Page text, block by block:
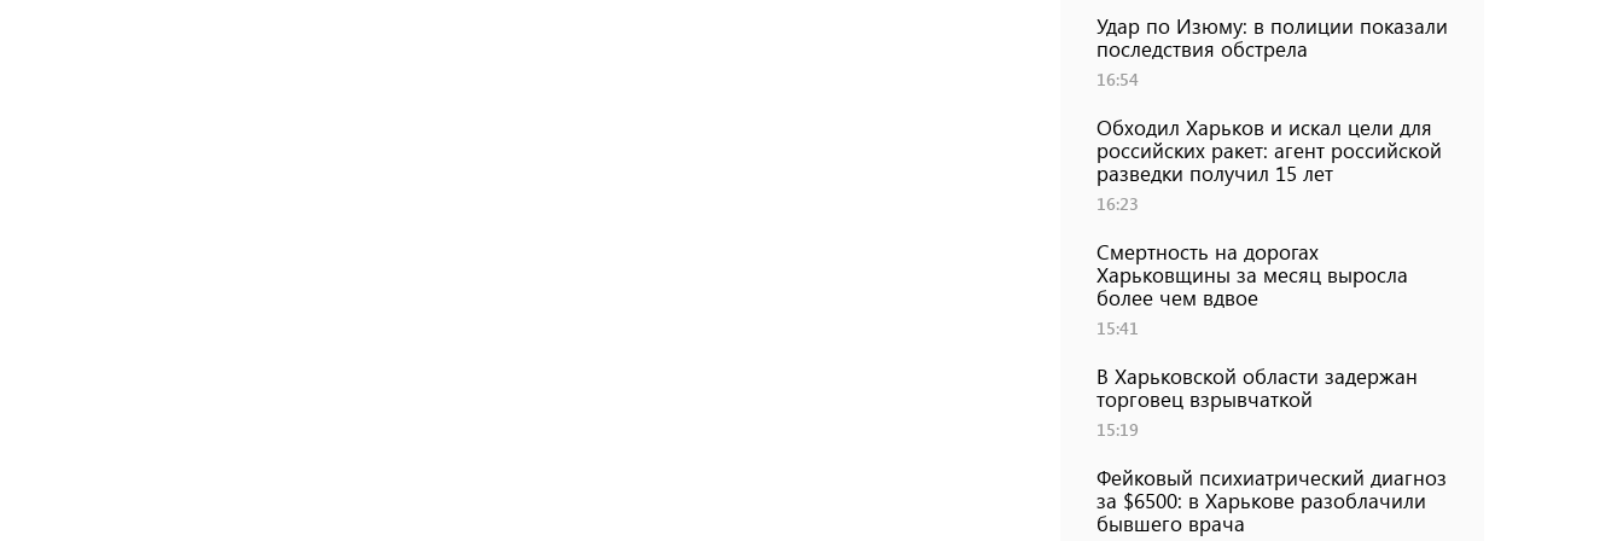
Удар по Изюму: в полиции показали
последствия обстрела
16:54
Обходил Харьков и искал цели для
российских ракет: агент российской
разведки получил 15 лет
16:23
Смертность на дорогах
Харьковщины за месяц выросла
более чем вдвое
15:41
В Харьковской области задержан
торговец взрывчаткой
15:19
Фейковый психиатрический диагноз
за $6500: в Харькове разоблачили
бывшего врача